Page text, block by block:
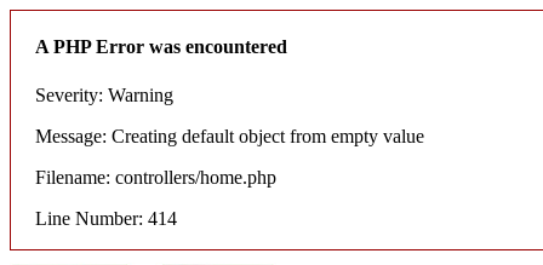
A PHP Error was encountered
Severity: Warning
Message: Creating default object from empty value
Filename: controllers/home.php
Line Number: 414